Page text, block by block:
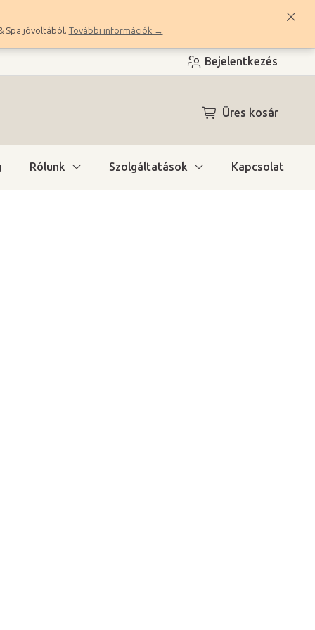
Spa jóvoltából. További információk →
Bejelentkezés
KOSÁR
Üres kosár
Rólunk Szolgáltatások Kapcsolat